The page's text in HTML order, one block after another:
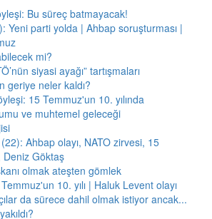
Bu süreç batmayacak!
Yeni parti yolda | Ahbap soruşturması |
mi?
siyasi ayağı” tartışmaları
geriye neler kaldı?
15 Temmuz'un 10. yılında
ve muhtemel geleceği
Ahbap olayı, NATO zirvesi, 15
Deniz Göktaş
olmak ateşten gömlek
10. yılı | Haluk Levent olayı
da sürece dahil olmak istiyor ancak...